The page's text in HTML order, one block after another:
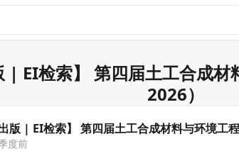
| EI检索】 第四届土工合成材
2026）
版 | EI检索】 第四届土工合成材料与环境工
度前